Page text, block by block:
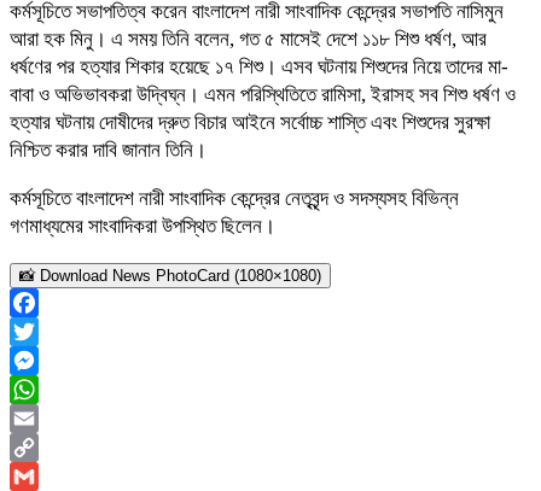
কর্মসূচিতে সভাপতিত্ব করেন বাংলাদেশ নারী সাংবাদিক কেন্দ্রের সভাপতি নাসিমুন
আরা হক মিনু। এ সময় তিনি বলেন, গত ৫ মাসেই দেশে ১১৮ শিশু ধর্ষণ, আর
ধর্ষণের পর হত্যার শিকার হয়েছে ১৭ শিশু। এসব ঘটনায় শিশুদের নিয়ে তাদের মা-
বাবা ও অভিভাবকরা উদ্বিঘ্ন। এমন পরিস্থিতিতে রামিসা, ইরাসহ সব শিশু ধর্ষণ ও
হত্যার ঘটনায় দোষীদের দ্রুত বিচার আইনে সর্বোচ্চ শাস্তি এবং শিশুদের সুরক্ষা
নিশ্চিত করার দাবি জানান তিনি।
কর্মসূচিতে বাংলাদেশ নারী সাংবাদিক কেন্দ্রের নেতৃবৃন্দ ও সদস্যসহ বিভিন্ন
গণমাধ্যমের সাংবাদিকরা উপস্থিত ছিলেন।
📸 Download News PhotoCard (1080×1080)
Facebook
Twitter
Messenger
WhatsApp
Email
Copy